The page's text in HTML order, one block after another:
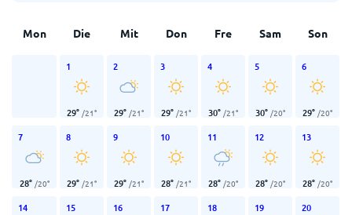
Mon Die Mit Don Fre Sam Son
1
29° /21°
2
29° /21°
3
29° /21°
4
30° /21°
5
30° /20°
6
29° /20°
7
28° /20°
8
29° /21°
9
29° /21°
10
28° /21°
11
28° /20°
12
28° /20°
13
28° /20°
14 15 16 17 18 19 20